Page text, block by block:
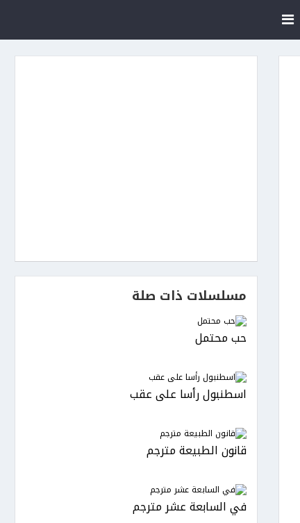
مسلسلات ذات صلة
حب محتمل
اسطنبول رأسا على عقب
قانون الطبيعة مترجم
في السابعة عشر مترجم